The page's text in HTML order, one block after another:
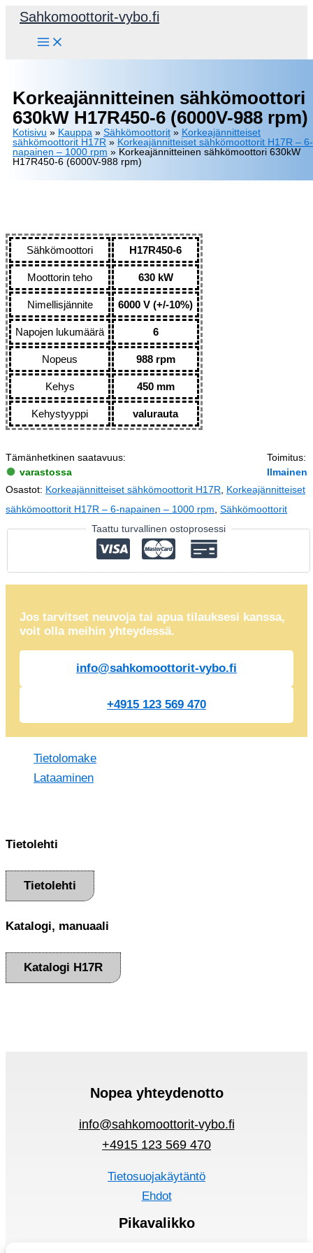
Siirry
Sahkomoottorit-vybo.fi
Korkeajännitteinen sähkömoottori
630kW H17R450-6 (6000V-988 rpm)
Kotisivu » Kauppa » Sähkömoottorit » Korkeajännitteiset
sähkömoottorit H17R » Korkeajännitteiset sähkömoottorit H17R – 6-
napainen – 1000 rpm » Korkeajännitteinen sähkömoottori 630kW
H17R450-6 (6000V-988 rpm)
Sähkömoottori H17R450-6
Moottorin teho 630 kW
Nimellisjännite 6000 V (+/-10%)
Napojen lukumäärä 6
Nopeus 988 rpm
Kehys 450 mm
Kehystyyppi valurauta
Tämänhetkinen saatavuus:
varastossa
Toimitus:
Ilmainen
Osastot: Korkeajännitteiset sähkömoottorit H17R
Korkeajännitteiset
sähkömoottorit H17R – 6-napainen – 1000 rpm Sähkömoottorit
Taattu turvallinen ostoprosessi
Jos tarvitset neuvoja tai apua tilauksesi kanssa,
voit olla meihin yhteydessä.
info@sahkomoottorit-vybo.fi
+4915 123 569 470
Tietolomake
Lataaminen
Tietolehti
Tietolehti
Katalogi, manuaali
Katalogi H17R
Nopea yhteydenotto
info@sahkomoottorit-vybo.fi
+4915 123 569 470
Tietosuojakäytäntö
Ehdot
Pikavalikko